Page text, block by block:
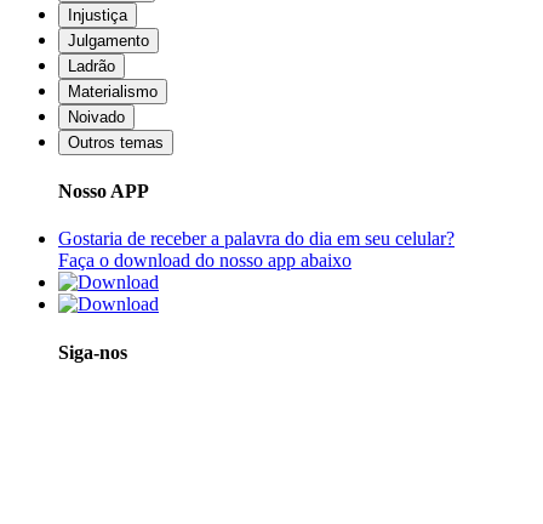
Injustiça
Julgamento
Ladrão
Materialismo
Noivado
Outros temas
Nosso APP
Gostaria de receber a palavra do dia em seu celular?
Faça o download do nosso app abaixo
Siga-nos